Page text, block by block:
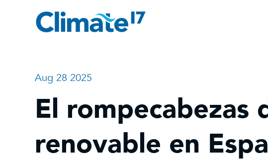
Aug 28 2025
El rompecabezas
renovable en